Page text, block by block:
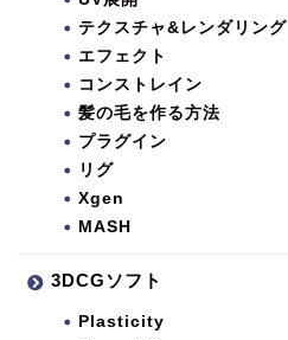
テクスチャ&レンダリング
エフェクト
コンストレイン
髪の毛を作る方法
プラグイン
リグ
Xgen
MASH
3DCGソフト
Plasticity